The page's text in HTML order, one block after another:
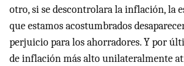
otro, si se descontrolara la inflación, la
que estamos acostumbrados
perjuicio para los ahorradores. Y por
de inflación más alto unilateralmente